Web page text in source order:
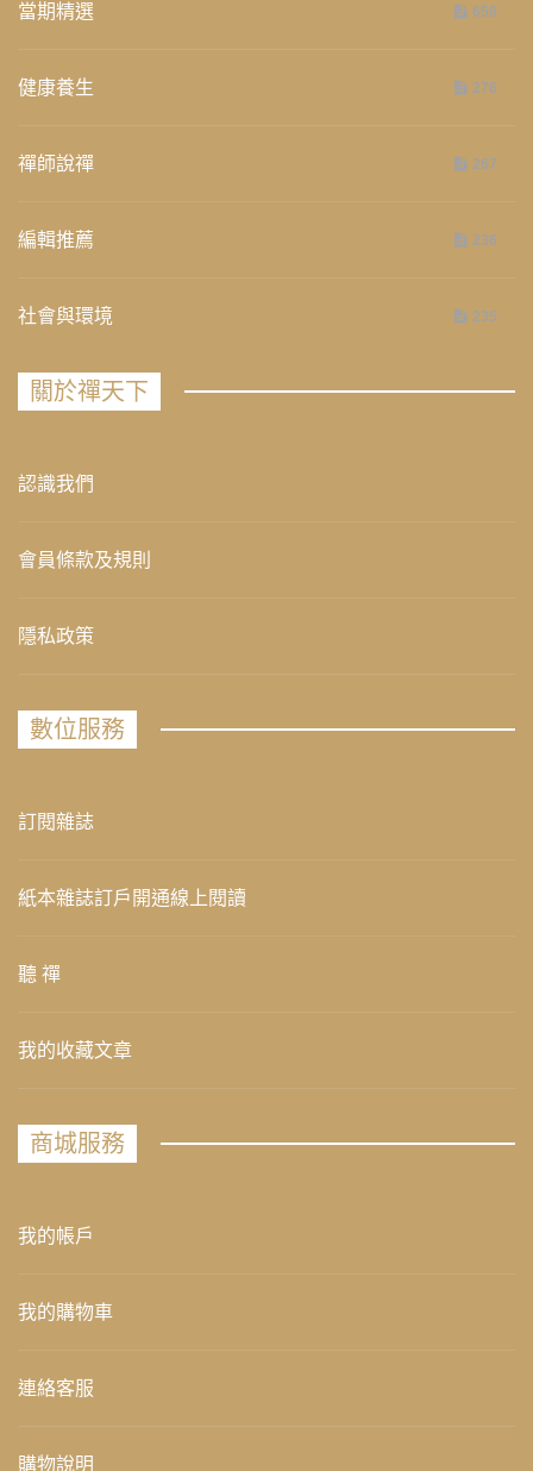
當期精選 658
健康養生 276
禪師說禪 267
編輯推薦 236
社會與環境 235
關於禪天下
認識我們
會員條款及規則
隱私政策
數位服務
訂閱雜誌
紙本雜誌訂戶開通線上閱讀
聽 禪
我的收藏文章
商城服務
我的帳戶
我的購物車
連絡客服
購物說明